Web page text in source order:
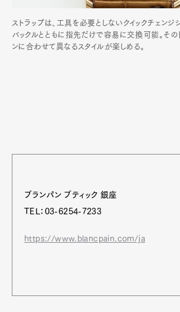
ストラップは、工具を必要としないクイックチェンジ
バックルとともに指先だけで容易に交換可能。その
ンに合わせて異なるスタイルが楽しめる。
ブランパン ブティック 銀座
TEL：03-6254-7233
https://www.blancpain.com/ja